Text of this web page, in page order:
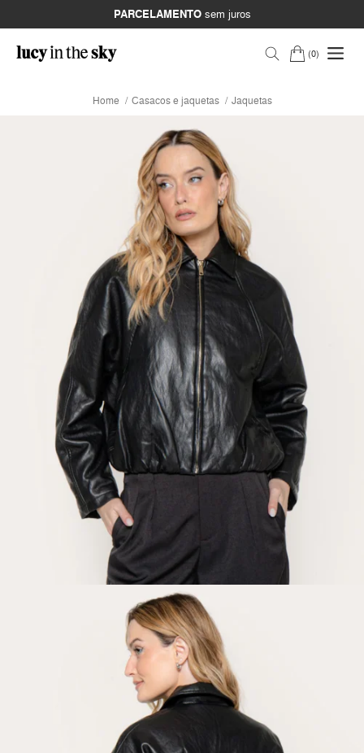
PARCELAMENTOsem juros
0
Home Casacos e jaquetas Jaquetas